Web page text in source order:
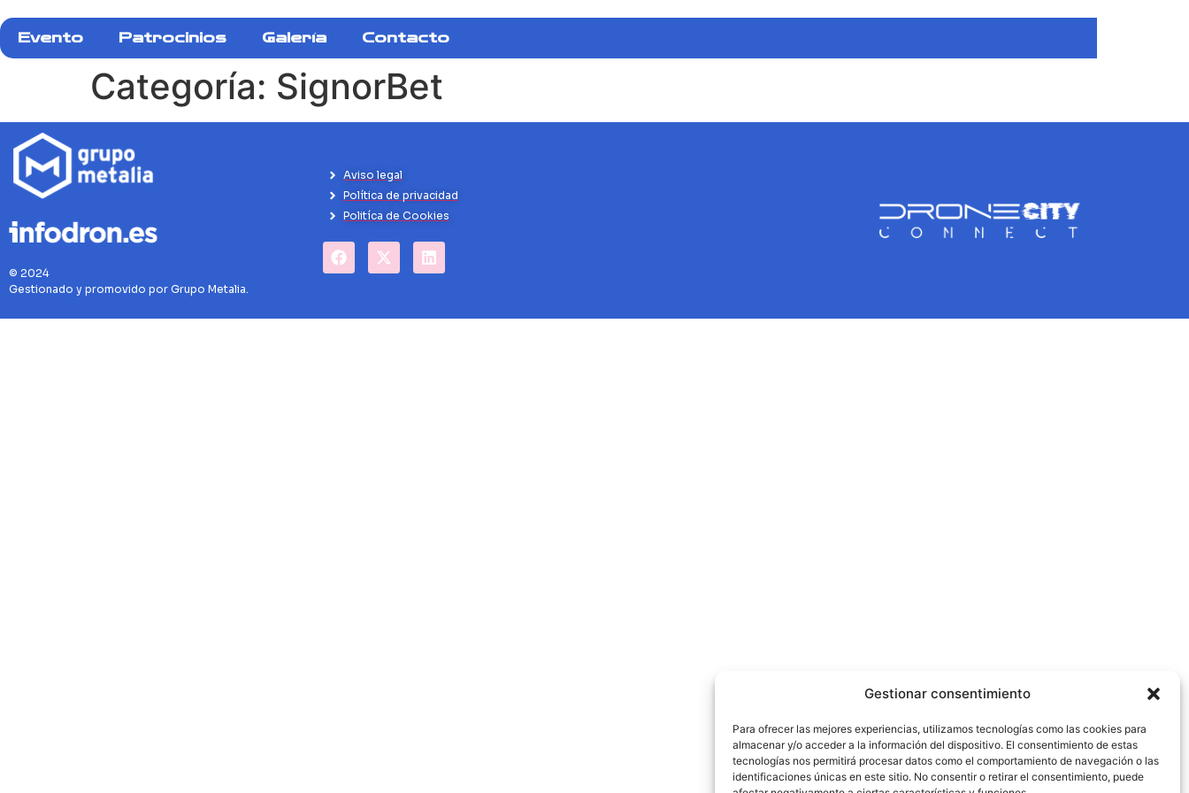
Gestionar consentimiento
Para ofrecer las mejores experiencias, utilizamos tecnologías como las cookies para
almacenar y/o acceder a la información del dispositivo. El consentimiento de estas
tecnologías nos permitirá procesar datos como el comportamiento de navegación o las
identificaciones únicas en este sitio. No consentir o retirar el consentimiento, puede
Evento Patrocinios Galería Contacto
Categoría: SignorBet
© 2024
Gestionado y promovido por Grupo Metalia.
Aviso legal
Política de privacidad
Politíca de Cookies